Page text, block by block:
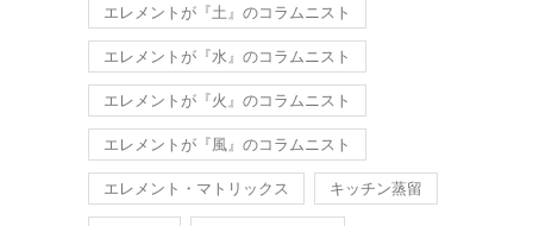
エレメントが『土』のコラムニスト
エレメントが『水』のコラムニスト
エレメントが『火』のコラムニスト
エレメントが『風』のコラムニスト
エレメント・マトリックス キッチン蒸留